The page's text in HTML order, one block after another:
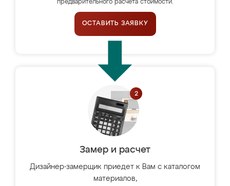
предварительного расчёта стоимости.
ОСТАВИТЬ ЗАЯВКУ
Замер и расчет
Дизайнер-замерщик приедет к Вам с каталогом
материалов,